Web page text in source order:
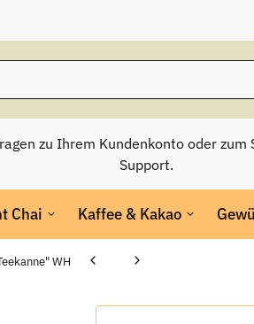
zu Ihrem Kundenkonto oder
Support.
Chai Kaffee & Kakao
WH